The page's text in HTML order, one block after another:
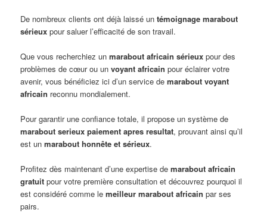
De nombreux clients ont déjà laissé untémoignage marabout
sérieux pour saluer l’efficacité de son travail.
Que vous recherchiez unmarabout africain sérieux pour des
problèmes de cœur ou unvoyant africain pour éclairer votre
avenir, vous bénéficiez ici d’un service demarabout voyant
africain reconnu mondialement.
Pour garantir une confiance totale, il propose un système de
marabout serieux paiement apres resultat, prouvant ainsi qu’il
est unmarabout honnête et sérieux.
Profitez dès maintenant d’une expertise demarabout africain
gratuit pour votre première consultation et découvrez pourquoi il
est considéré comme lemeilleur marabout africain par ses
pairs.